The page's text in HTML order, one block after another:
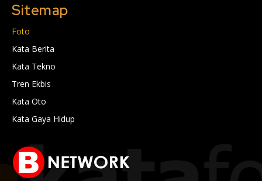
Sitemap
Foto
Kata Berita
Kata Tekno
Tren Ekbis
Kata Oto
Kata Gaya Hidup